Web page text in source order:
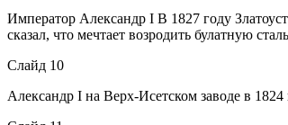
Император Александр I В 1827 году
сказал, что мечтает возродить булатную
Слайд 10
Александр I на Верх-Исетском заводе в 1824